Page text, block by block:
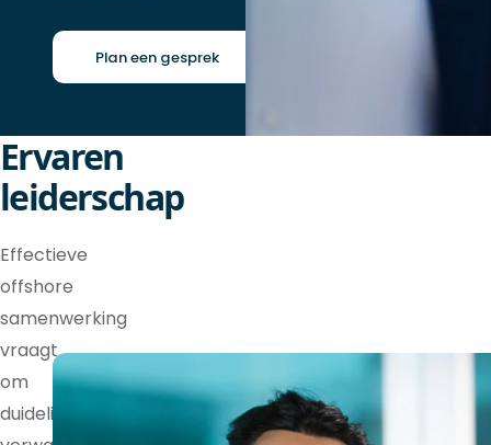
Plan een gesprek
Ervaren
leiderschap
Effectieve
offshore
samenwerking
vraagt
om
duidelijke